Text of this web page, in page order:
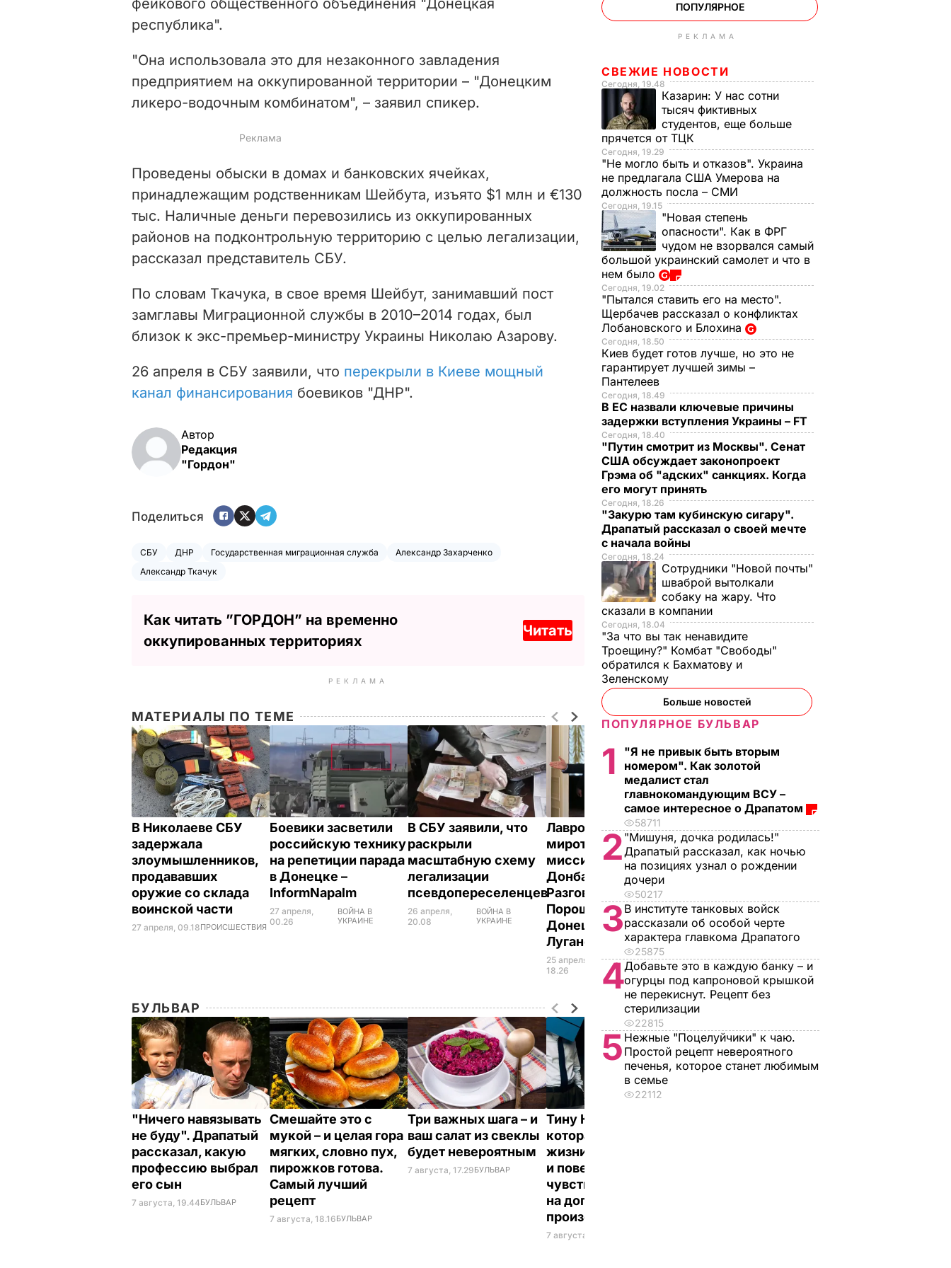
фейкового общественного объединения "Донецкая
республика".
"Она использовала это для незаконного завладения
предприятием на оккупированной территории – "Донецким
ликеро-водочным комбинатом", – заявил спикер.
Проведены обыски в домах и банковских ячейках,
принадлежащим родственникам Шейбута, изъято $1 млн и €130
тыс. Наличные деньги перевозились из оккупированных
районов на подконтрольную территорию с целью легализации,
рассказал представитель СБУ.
По словам Ткачука, в свое время Шейбут, занимавший пост
замглавы Миграционной службы в 2010–2014 годах, был
близок к экс-премьер-министру Украины Николаю Азарову.
26 апреля в СБУ заявили, что перекрыли в Киеве мощный
канал финансирования боевиков "ДНР".
Автор
Редакция
"Гордон"
Поделиться
СБУ ДНР Государственная миграционная служба
Александр Захарченко
Александр Ткачук
Как читать ”ГОРДОН” на временно
оккупированных территориях
Читать
РЕКЛАМА
МАТЕРИАЛЫ ПО ТЕМЕ
В Николаеве СБУ
задержала
злоумышленников,
продававших
оружие со склада
воинской части
27 апреля, 09.18ПРОИСШЕСТВИЯ
Боевики засветили
российскую технику
на репетиции парада
в Донецке –
InformNapalm
27 апреля,
00.26
ВОЙНА В
УКРАИНЕ
В СБУ заявили, что
раскрыли
масштабную схему
легализации
псевдопереселенцев
26 апреля,
20.08
ВОЙНА В
УКРАИНЕ
Лавров о
миротворческой
миссии ООН на
Донбассе:
Разговаривать
Порошенко нужно с
Донецком и
Луганском
25 апреля,
18.26
ВОЙНА В
УКРАИНЕ
БУЛЬВАР
"Ничего навязывать
не буду". Драпатый
рассказал, какую
профессию выбрал
его сын
7 августа, 19.44БУЛЬВАР
Смешайте это с
мукой – и целая гора
мягких, словно пух,
пирожков готова.
Самый лучший
рецепт
7 августа, 18.16БУЛЬВАР
Три важных шага – и
ваш салат из свеклы
будет невероятным
7 августа, 17.29БУЛЬВАР
Тину Кароль,
которая "впервые в
жизни расслабилась
и поверила
чувствам", вызвали
на допрос. Что
произошло
7 августа, 17.28
ПОПУЛЯРНОЕ
РЕКЛАМА
СВЕЖИЕ НОВОСТИ
Сегодня, 19.48
Казарин: У нас сотни
тысяч фиктивных
студентов, еще больше
прячется от ТЦК
Сегодня, 19.29
"Не могло быть и отказов". Украина
не предлагала США Умерова на
должность посла – СМИ
Сегодня, 19.15
"Новая степень
опасности". Как в ФРГ
чудом не взорвался самый
большой украинский самолет и что в
нем было
Сегодня, 19.02
"Пытался ставить его на место".
Щербачев рассказал о конфликтах
Лобановского и Блохина
Сегодня, 18.50
Киев будет готов лучше, но это не
гарантирует лучшей зимы –
Пантелеев
Сегодня, 18.49
В ЕС назвали ключевые причины
задержки вступления Украины – FT
Сегодня, 18.40
"Путин смотрит из Москвы". Сенат
США обсуждает законопроект
Грэма об "адских" санкциях. Когда
его могут принять
Сегодня, 18.26
"Закурю там кубинскую сигару".
Драпатый рассказал о своей мечте
с начала войны
Сегодня, 18.24
Сотрудники "Новой почты"
шваброй вытолкали
собаку на жару. Что
сказали в компании
Сегодня, 18.04
"За что вы так ненавидите
Троещину?" Комбат "Свободы"
обратился к Бахматову и
Зеленскому
Больше новостей
ПОПУЛЯРНОЕ БУЛЬВАР
1
"Я не привык быть вторым
номером". Как золотой
медалист стал
главнокомандующим ВСУ –
самое интересное о Драпатом
58711
2 "Мишуня, дочка родилась!"
Драпатый рассказал, как ночью
на позициях узнал о рождении
дочери
50217
3В институте танковых войск
рассказали об особой черте
характера главкома Драпатого
25875
4Добавьте это в каждую банку – и
огурцы под капроновой крышкой
не перекиснут. Рецепт без
стерилизации
22815
5 Нежные "Поцелуйчики" к чаю.
Простой рецепт невероятного
печенья, которое станет любимым
в семье
22112